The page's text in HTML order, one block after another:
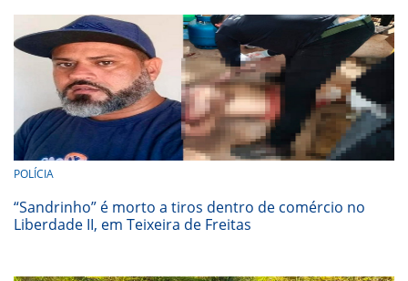
POLÍCIA
“Sandrinho” é morto a tiros dentro de comércio no
Liberdade II, em Teixeira de Freitas